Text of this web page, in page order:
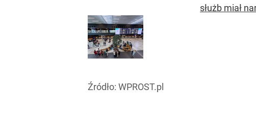
służb miał
Źródło: WPROST.pl